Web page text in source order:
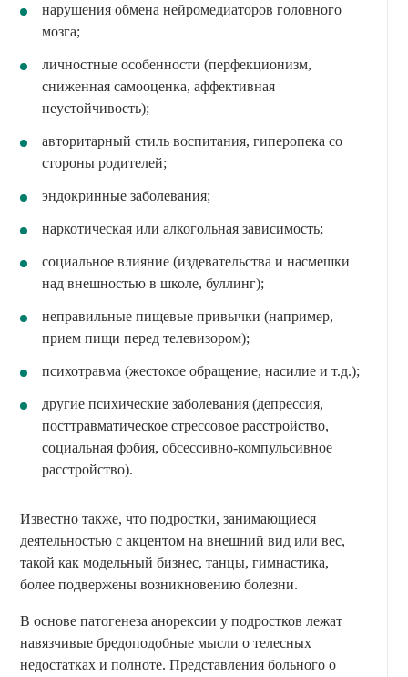
нарушения обмена нейромедиаторов головного
мозга;
личностные особенности (перфекционизм,
сниженная самооценка, аффективная
неустойчивость);
авторитарный стиль воспитания, гиперопека со
стороны родителей;
эндокринные заболевания;
наркотическая или алкогольная зависимость;
социальное влияние (издевательства и насмешки
над внешностью в школе, буллинг);
неправильные пищевые привычки (например,
прием пищи перед телевизором);
психотравма (жестокое обращение, насилие и т.д.);
другие психические заболевания (депрессия,
посттравматическое стрессовое расстройство,
социальная фобия, обсессивно-компульсивное
расстройство).
Известно также, что подростки, занимающиеся
деятельностью с акцентом на внешний вид или вес,
такой как модельный бизнес, танцы, гимнастика,
более подвержены возникновению болезни.
В основе патогенеза анорексии у подростков лежат
навязчивые бредоподобные мысли о телесных
недостатках и полноте. Представления больного о